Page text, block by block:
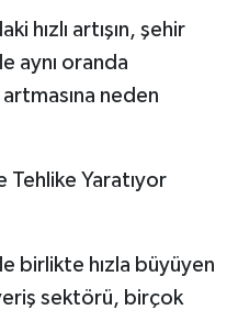
hızlı artışın, şehir
aynı oranda
neden
Tehlike Yaratıyor
birlikte hızla büyüyen
sektörü, birçok